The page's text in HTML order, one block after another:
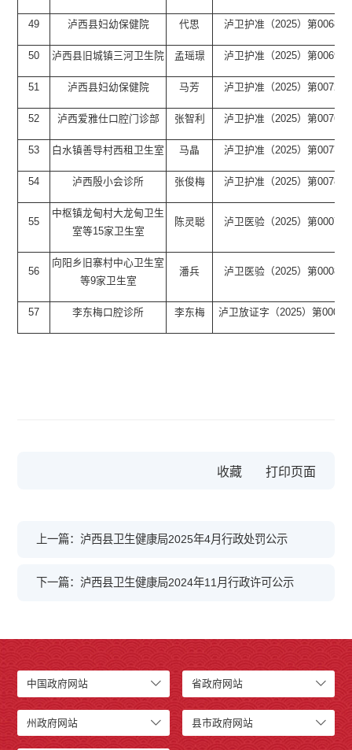
49 泸西县妇幼保健院 代思 泸卫护准（2025）第0068号
50 泸西县旧城镇三河卫生院 孟瑶璟 泸卫护准（2025）第0069号
51 泸西县妇幼保健院 马芳 泸卫护准（2025）第0072号
52 泸西爱雅仕口腔门诊部 张智利 泸卫护准（2025）第0076号
53 白水镇善导村西租卫生室 马晶 泸卫护准（2025）第0077号
54 泸西殷小会诊所 张俊梅 泸卫护准（2025）第0078号
55
中枢镇龙甸村大龙甸卫生
室等15家卫生室
陈灵聪 泸卫医验（2025）第0007号
56
向阳乡旧寨村中心卫生室
等9家卫生室
潘兵 泸卫医验（2025）第0008号
57 李东梅口腔诊所 李东梅 泸卫放证字（2025）第0002
收藏
上一篇：泸西县卫生健康局2025年4月行政处罚公示
下一篇：泸西县卫生健康局2024年11月行政许可公示
中国政府网站 省政府网站
州政府网站 县市政府网站